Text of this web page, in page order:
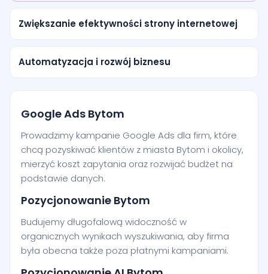
Zwiększanie efektywności strony internetowej
Automatyzacja i rozwój biznesu
Google Ads Bytom
Prowadzimy kampanie Google Ads dla firm, które
chcą pozyskiwać klientów z miasta Bytom i okolicy,
mierzyć koszt zapytania oraz rozwijać budżet na
podstawie danych.
Pozycjonowanie Bytom
Budujemy długofalową widoczność w
organicznych wynikach wyszukiwania, aby firma
była obecna także poza płatnymi kampaniami.